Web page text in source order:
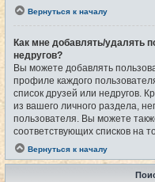
Вернуться к началу
Как мне добавлять/удалять
недругов?
Вы можете добавлять
профиле каждого
список друзей или недругов.
из вашего личного раздела,
пользователя. Вы можете
соответствующих списков на
Вернуться к началу